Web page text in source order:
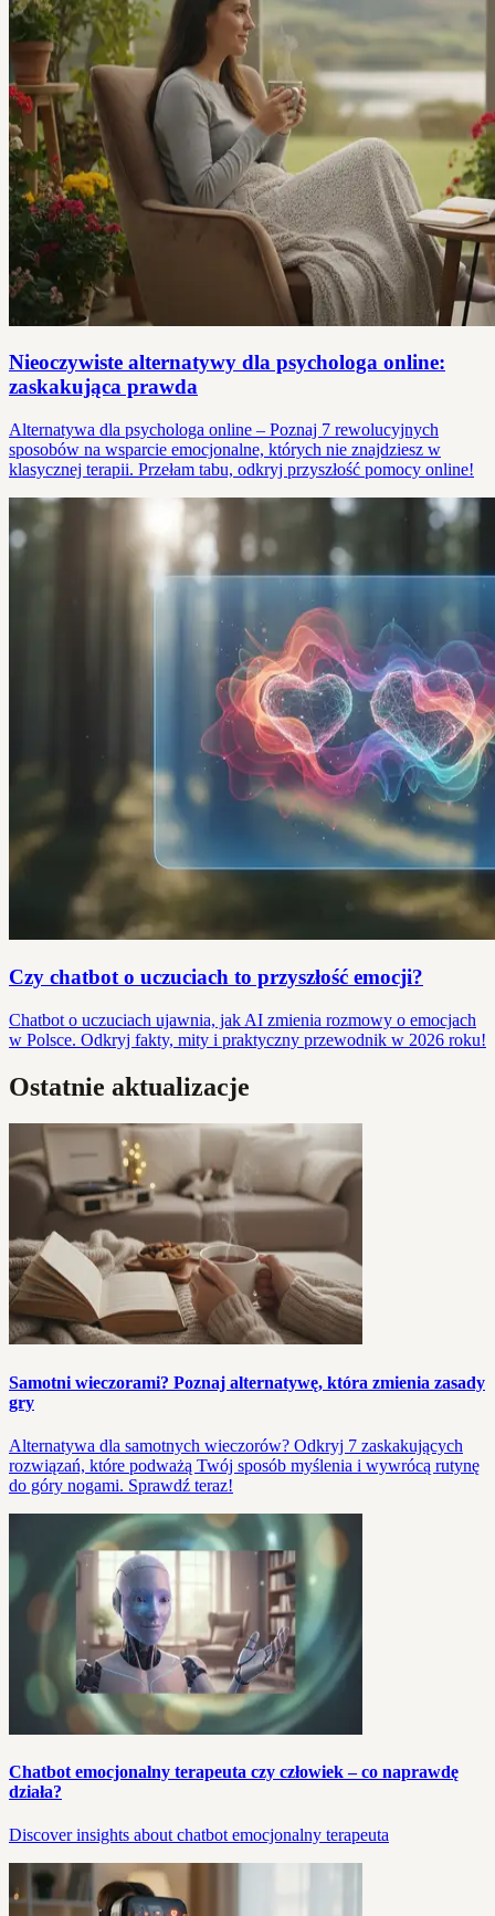
Nieoczywiste alternatywy dla psychologa online:
zaskakująca prawda
Alternatywa dla psychologa online – Poznaj 7 rewolucyjnych
sposobów na wsparcie emocjonalne, których nie znajdziesz w
klasycznej terapii. Przełam tabu, odkryj przyszłość pomocy online!
Czy chatbot o uczuciach to przyszłość emocji?
Chatbot o uczuciach ujawnia, jak AI zmienia rozmowy o emocjach
w Polsce. Odkryj fakty, mity i praktyczny przewodnik w 2026 roku!
Ostatnie aktualizacje
Samotni wieczorami? Poznaj alternatywę, która zmienia zasady
gry
Alternatywa dla samotnych wieczorów? Odkryj 7 zaskakujących
rozwiązań, które podważą Twój sposób myślenia i wywrócą rutynę
do góry nogami. Sprawdź teraz!
Chatbot emocjonalny terapeuta czy człowiek – co naprawdę
działa?
Discover insights about chatbot emocjonalny terapeuta